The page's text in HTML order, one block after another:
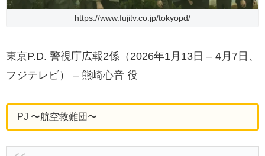
https://www.fujitv.co.jp/tokyopd/
東京P.D. 警視庁広報2係（2026年1月13日 – 4月7日、
フジテレビ） – 熊崎心音 役
PJ 〜航空救難団〜